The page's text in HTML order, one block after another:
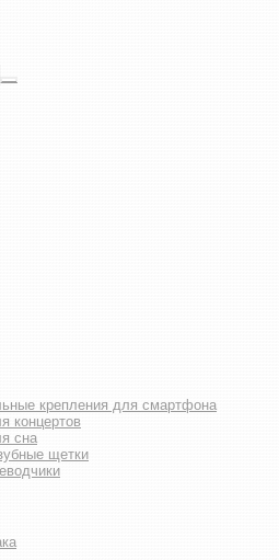
крепления для смартфона
концертов
сна
щетки